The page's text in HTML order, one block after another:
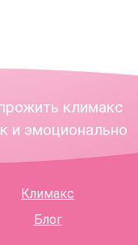
климакс
и эмоционально
Климакс
Блог